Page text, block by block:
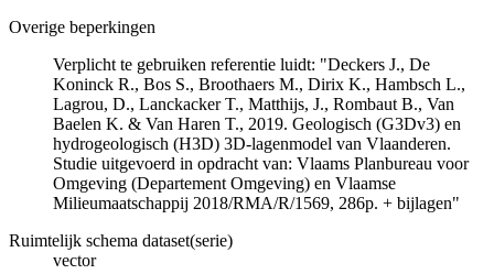
Overige beperkingen
Verplicht te gebruiken referentie luidt: "Deckers J., De
Koninck R., Bos S., Broothaers M., Dirix K., Hambsch L.,
Lagrou, D., Lanckacker T., Matthijs, J., Rombaut B., Van
Baelen K. & Van Haren T., 2019. Geologisch (G3Dv3) en
hydrogeologisch (H3D) 3D-lagenmodel van Vlaanderen.
Studie uitgevoerd in opdracht van: Vlaams Planbureau voor
Omgeving (Departement Omgeving) en Vlaamse
Milieumaatschappij 2018/RMA/R/1569, 286p. + bijlagen"
Ruimtelijk schema dataset(serie)
vector